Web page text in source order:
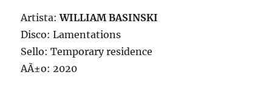
Artista:WILLIAM BASINSKI
Disco: Lamentations
Sello: Temporary residence
AÃ±o: 2020